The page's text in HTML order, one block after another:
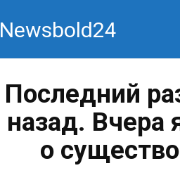
Newsbold24
Последний
назад. Вчера
о